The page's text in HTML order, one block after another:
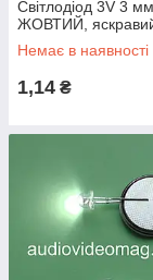
Світлодіод 3V 3
ЖОВТИЙ,
Немає в наявності
1,14 ₴